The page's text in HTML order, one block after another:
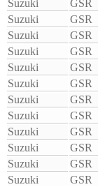
Suzuki
GSR
Suzuki
GSR
Suzuki
GSR
Suzuki
GSR
Suzuki
GSR
Suzuki
GSR
Suzuki
GSR
Suzuki
GSR
Suzuki
GSR
Suzuki
GSR
Suzuki
GSR
Suzuki
GSR